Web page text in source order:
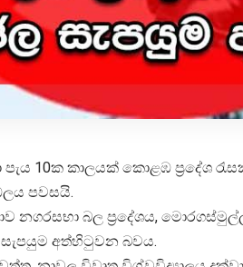
පැය 10ක කාලයක් කොළඹ ප්‍රදේශ
පවසයි.
බල ප්‍රදේශය,
අත්හිටුවන බවය.